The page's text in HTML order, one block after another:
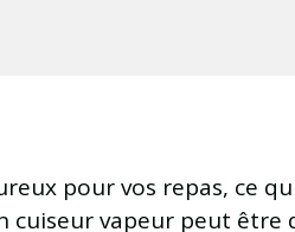
pour vos repas, ce
vapeur peut être